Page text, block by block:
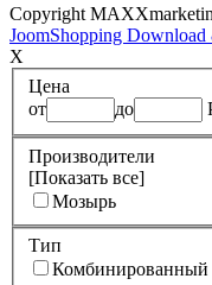
Copyright
JoomShopping Download
X
Цена
от
до
Производители
[Показать все]
Мозырь
Тип
Комбинированный